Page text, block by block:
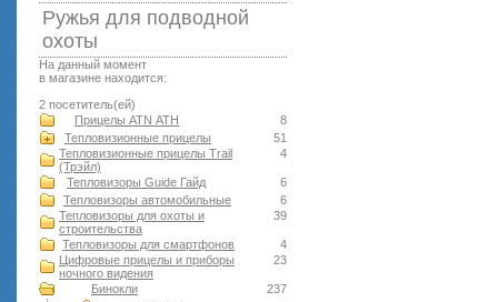
Ружья для подводной
оxоты
На данный момент
в магазине находится:
2 посетитель(ей)
8
Прицелы ATN АТН
51
Тепловизионные прицелы
4
Тепловизионные прицелы Trail
(Трэйл)
6
Тепловизоры Guide Гайд
6
Тепловизоры автомобильные
39
Тепловизоры для охоты и
строительства
4
Тепловизоры для смартфонов
23
Цифровые прицелы и приборы
ночного видения
237
Бинокли